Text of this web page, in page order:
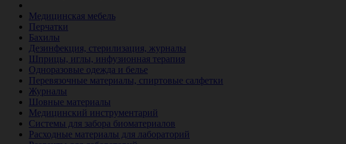
Медицинская мебель
Перчатки
Бахилы
Дезинфекция, стерилизация, журналы
Шприцы, иглы, инфузионная терапия
Одноразовые одежда и белье
Перевязочные материалы, спиртовые салфетки
Журналы
Шовные материалы
Медицинский инструментарий
Системы для забора биоматериалов
Расходные материалы для лабораторий